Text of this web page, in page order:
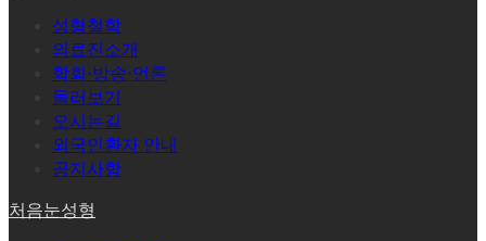
성형철학
의료진소개
학회·방송·언론
둘러보기
오시는길
외국인환자 안내
공지사항
처음눈성형